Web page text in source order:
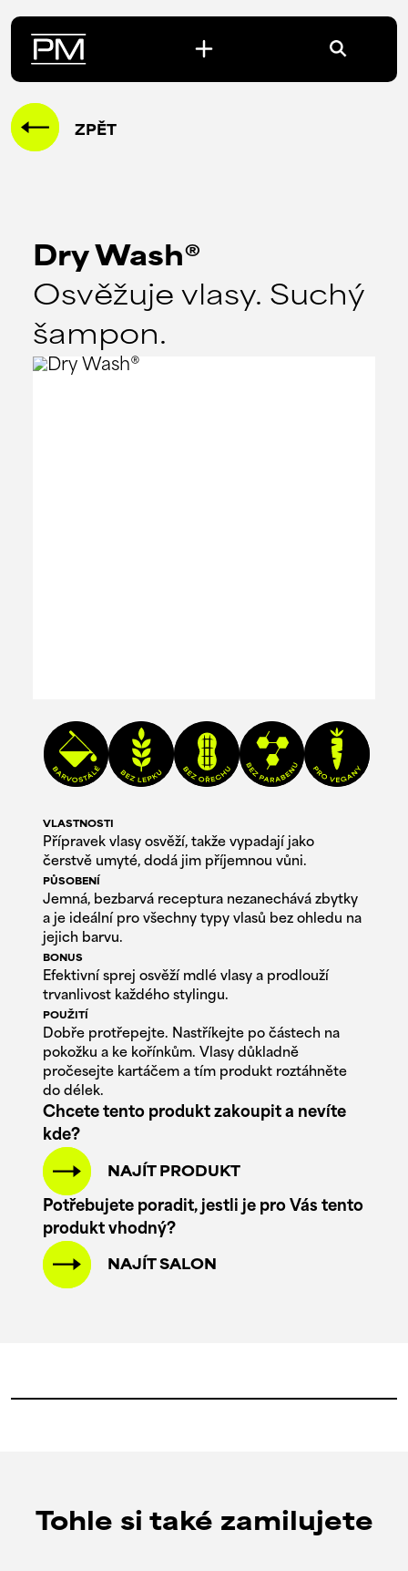
ZPĚT
Dry Wash®
Osvěžuje vlasy. Suchý
šampon.
VLASTNOSTI
Přípravek vlasy osvěží, takže vypadají jako
čerstvě umyté, dodá jim příjemnou vůni.
PŮSOBENÍ
Jemná, bezbarvá receptura nezanechává zbytky
a je ideální pro všechny typy vlasů bez ohledu na
jejich barvu.
BONUS
Efektivní sprej osvěží mdlé vlasy a prodlouží
trvanlivost každého stylingu.
POUŽITÍ
Dobře protřepejte. Nastříkejte po částech na
pokožku a ke kořínkům. Vlasy důkladně
pročesejte kartáčem a tím produkt roztáhněte
do délek.
Chcete tento produkt zakoupit a nevíte
kde?
NAJÍT PRODUKT
Potřebujete poradit, jestli je pro Vás tento
produkt vhodný?
NAJÍT SALON
Tohle si také zamilujete